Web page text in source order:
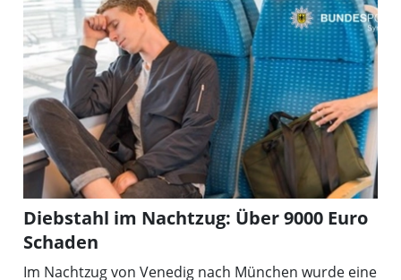
Diebstahl im Nachtzug: Über 9000 Euro
Schaden
Im Nachtzug von Venedig nach München wurde eine